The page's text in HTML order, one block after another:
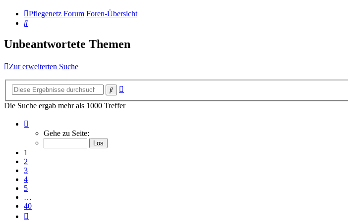
Pflegenetz Forum Foren-Übersicht
Suche
Unbeantwortete Themen
Zur erweiterten Suche
Suche
Die Suche ergab mehr als 1000 Treffer
von
Gehe zu Seite:
1
2
3
4
5
…
40